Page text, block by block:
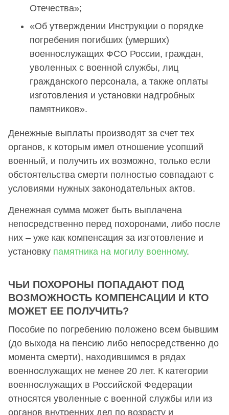
Отечества»;
«Об утверждении Инструкции о порядке
погребения погибших (умерших)
военнослужащих ФСО России, граждан,
уволенных с военной службы, лиц
гражданского персонала, а также оплаты
изготовления и установки надгробных
памятников».
Денежные выплаты производят за счет тех
органов, к которым имел отношение усопший
военный, и получить их возможно, только если
обстоятельства смерти полностью совпадают с
условиями нужных законодательных актов.
Денежная сумма может быть выплачена
непосредственно перед похоронами, либо после
них – уже как компенсация за изготовление и
установку памятника на могилу военному.
ЧЬИ ПОХОРОНЫ ПОПАДАЮТ ПОД
ВОЗМОЖНОСТЬ КОМПЕНСАЦИИ И КТО
МОЖЕТ ЕЕ ПОЛУЧИТЬ?
Пособие по погребению положено всем бывшим
(до выхода на пенсию либо непосредственно до
момента смерти), находившимся в рядах
военнослужащих не менее 20 лет. К категории
военнослужащих в Российской Федерации
относятся уволенные с военной службы или из
органов внутренних дел по возрасту и